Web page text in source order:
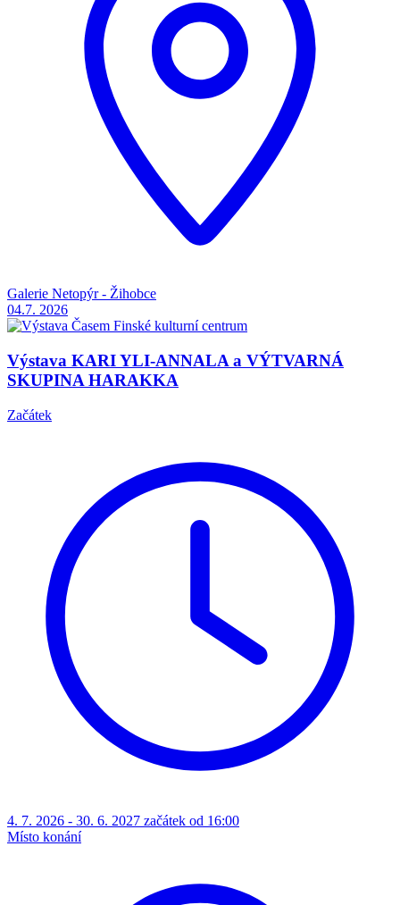
Galerie Netopýr - Žihobce
04.7. 2026
Výstava KARI YLI-ANNALA a VÝTVARNÁ
SKUPINA HARAKKA
Začátek
4. 7. 2026 - 30. 6. 2027 začátek od 16:00
Místo konání